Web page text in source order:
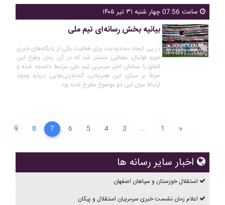
ساعت 07:56 چهار شنبه ۳۱ تیر ۱۴۰۵
بیانیه بخش رسانه‌ای تیم ملی
در پی ایجاد محدودیت برای فعالیت یکی از پایگاه‌های خبری
حوزه فوتبال، مطالبی منتشر شد که در آن، زمان وقوع این
اتفاق با سخنان اخیر سرمربی تیم ملی مرتبط دانسته شده و
صرفاً بر مبنای این هم‌زمانی، گمانه‌زنی‌هایی درباره وجود
ارتباط میان این دو موضوع مطرح شده بود.
«
1
...
3
4
5
6
7
8
9
اخبار سایر رسانه ها
استقلال خوزستان و سپاهان اصفهان
اعلام زمان نشست خبری سرمربیان استقلال و پیکان